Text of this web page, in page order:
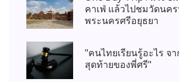
คาเฟ่ แล้วไปชมวัดนค
พระนครศรีอยุธยา
"คนไทยเรียนรู้อะไร จ
สุดท้ายของพี่ศรี"